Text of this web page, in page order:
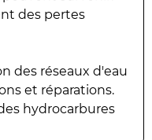
des pertes
des réseaux d'eau
et réparations.
hydrocarbures